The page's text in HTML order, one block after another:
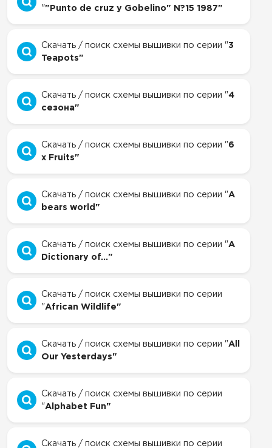
""Punto de cruz y Gobelino" N?15 1987"
Скачать / поиск схемы вышивки по серии "3
Teapots"
Скачать / поиск схемы вышивки по серии "4
сезона"
Скачать / поиск схемы вышивки по серии "6
x Fruits"
Скачать / поиск схемы вышивки по серии "A
bears world"
Скачать / поиск схемы вышивки по серии "A
Dictionary of..."
Скачать / поиск схемы вышивки по серии
"African Wildlife"
Скачать / поиск схемы вышивки по серии "All
Our Yesterdays"
Скачать / поиск схемы вышивки по серии
"Alphabet Fun"
Скачать / поиск схемы вышивки по серии